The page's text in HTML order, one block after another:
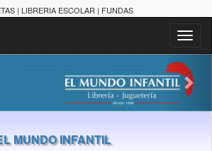
| LIBRERIA ESCOLAR | FUNDAS
MUNDO INFANTIL